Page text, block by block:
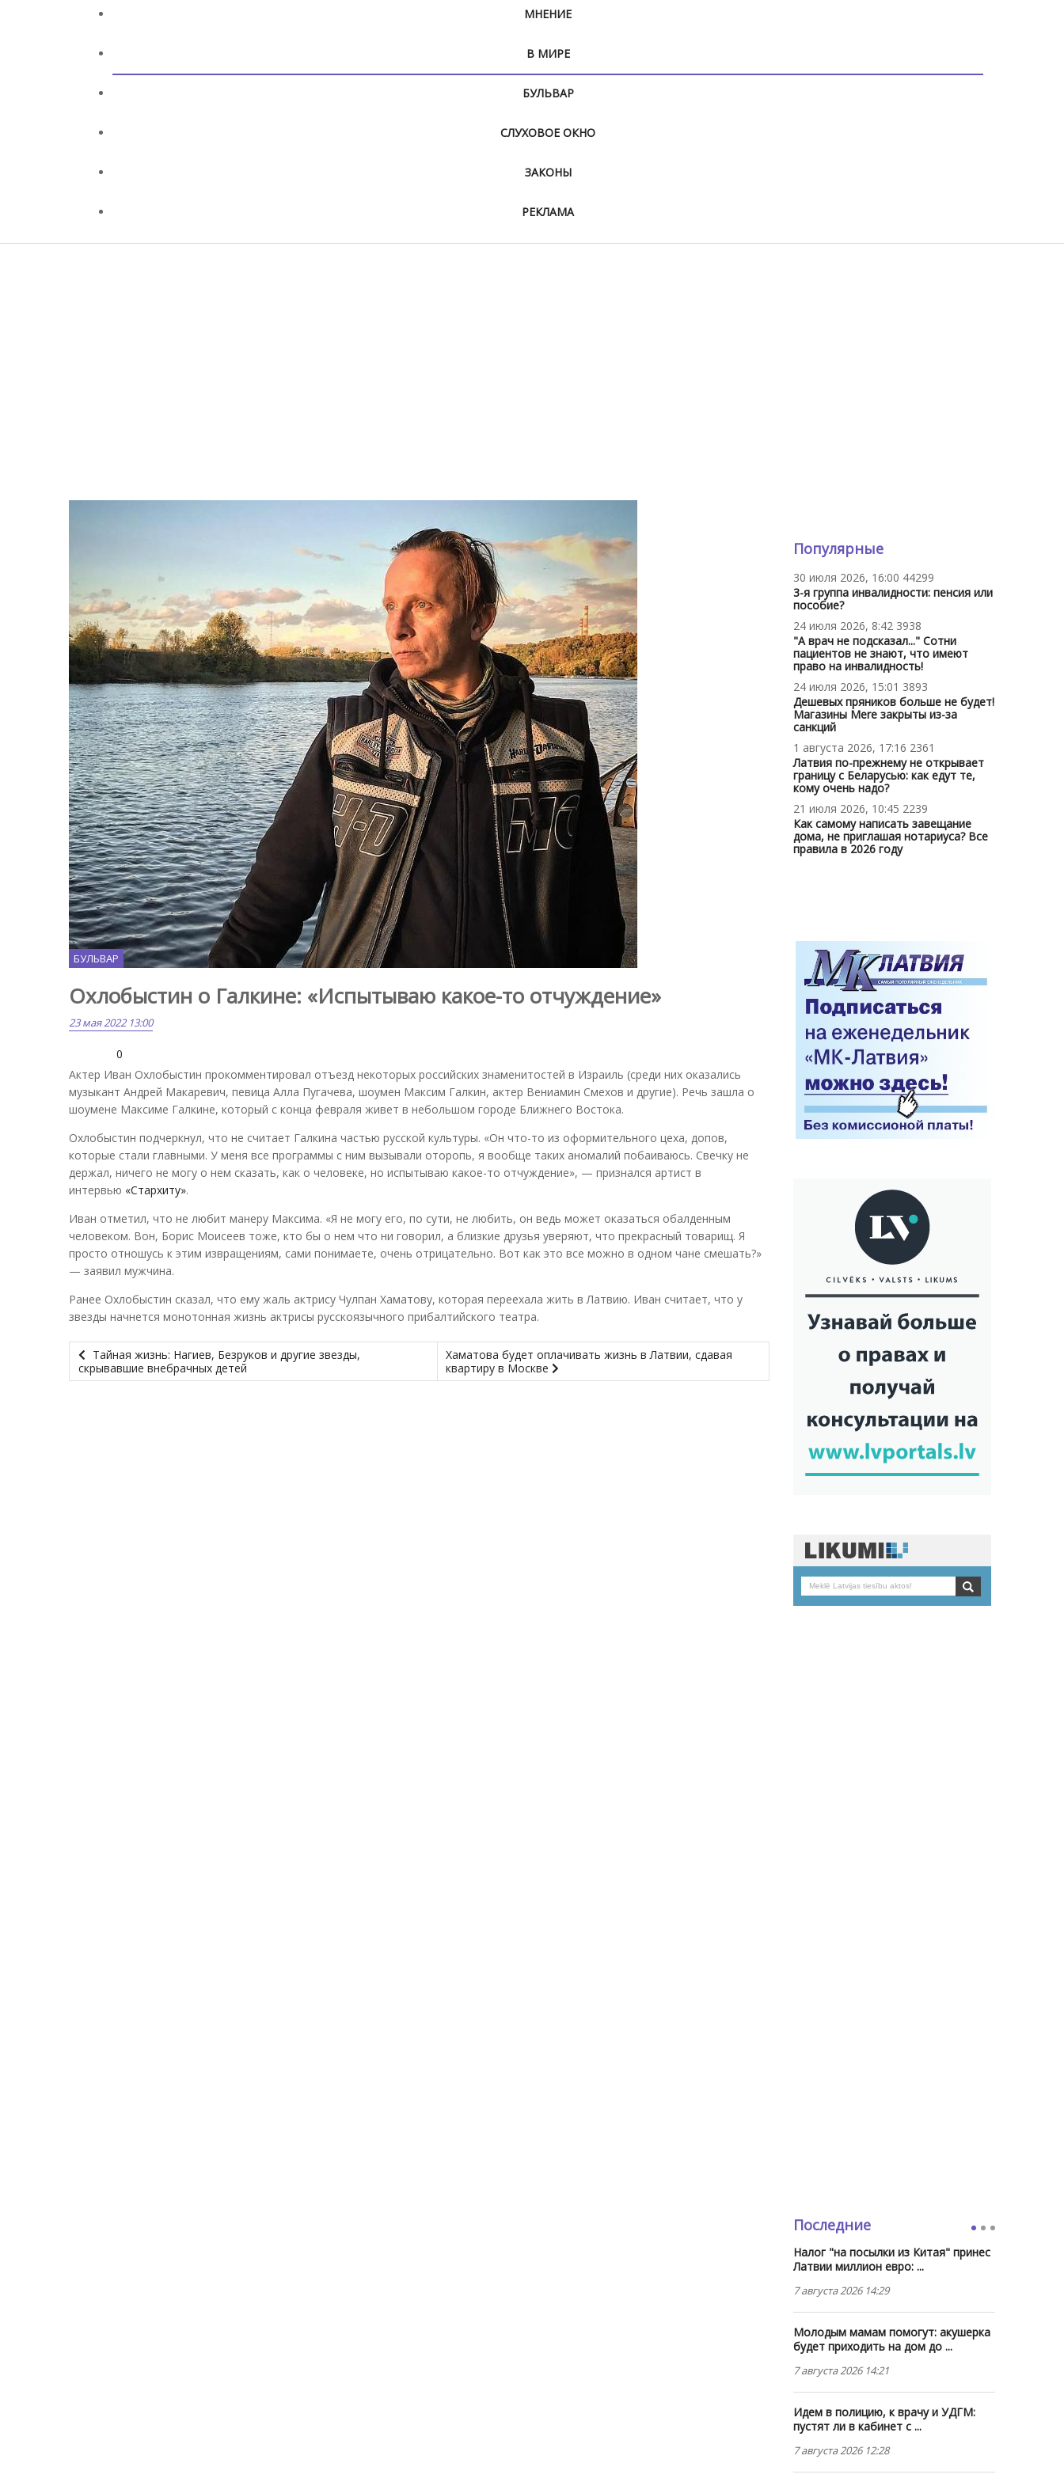
МНЕНИЕ
В МИРЕ
БУЛЬВАР
СЛУХОВОЕ ОКНО
ЗАКОНЫ
РЕКЛАМА
БУЛЬВАР
Охлобыстин о Галкине: «Испытываю какое-то отчуждение»
23 мая 2022 13:00
0
Актер Иван Охлобыстин прокомментировал отъезд некоторых российских знаменитостей в Израиль (среди них оказались
музыкант Андрей Макаревич, певица Алла Пугачева, шоумен Максим Галкин, актер Вениамин Смехов и другие). Речь зашла о
шоумене Максиме Галкине, который с конца февраля живет в небольшом городе Ближнего Востока.
Охлобыстин подчеркнул, что не считает Галкина частью русской культуры. «Он что-то из оформительного цеха, допов,
которые стали главными. У меня все программы с ним вызывали оторопь, я вообще таких аномалий побаиваюсь. Свечку не
держал, ничего не могу о нем сказать, как о человеке, но испытываю какое-то отчуждение», — признался артист в
интервью «Стархиту».
Иван отметил, что не любит манеру Максима. «Я не могу его, по сути, не любить, он ведь может оказаться обалденным
человеком. Вон, Борис Моисеев тоже, кто бы о нем что ни говорил, а близкие друзья уверяют, что прекрасный товарищ. Я
просто отношусь к этим извращениям, сами понимаете, очень отрицательно. Вот как это все можно в одном чане смешать?»
— заявил мужчина.
Ранее Охлобыстин сказал, что ему жаль актрису Чулпан Хаматову, которая переехала жить в Латвию. Иван считает, что у
звезды начнется монотонная жизнь актрисы русскоязычного прибалтийского театра.
Тайная жизнь: Нагиев, Безруков и другие звезды,
скрывавшие внебрачных детей
Хаматова будет оплачивать жизнь в Латвии, сдавая
квартиру в Москве
Популярные
30 июля 2026, 16:00 44299
3-я группа инвалидности: пенсия или
пособие?
24 июля 2026, 8:42 3938
"А врач не подсказал..." Сотни
пациентов не знают, что имеют
право на инвалидность!
24 июля 2026, 15:01 3893
Дешевых пряников больше не будет!
Магазины Mere закрыты из-за
санкций
1 августа 2026, 17:16 2361
Латвия по-прежнему не открывает
границу с Беларусью: как едут те,
кому очень надо?
21 июля 2026, 10:45 2239
Как самому написать завещание
дома, не приглашая нотариуса? Все
правила в 2026 году
Последние
Налог "на посылки из Китая" принес
Латвии миллион евро: ...
7 августа 2026 14:29
Молодым мамам помогут: акушерка
будет приходить на дом до ...
7 августа 2026 14:21
Идем в полицию, к врачу и УДГМ:
пустят ли в кабинет с ...
7 августа 2026 12:28